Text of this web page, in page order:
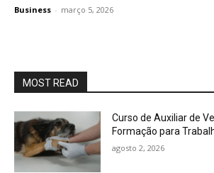
Business - março 5, 2026
MOST READ
Curso de Auxiliar de
Formação para
agosto 2, 2026